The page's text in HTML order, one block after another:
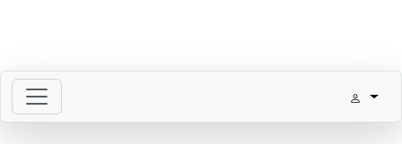
Bitte schickt Eure Datenkarten vor 82 an die Sternzeit